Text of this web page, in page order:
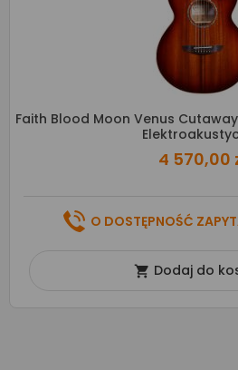
Faith Blood Moon Venus
4 570,00
O DOSTĘPNOŚĆ
 Dodaj do